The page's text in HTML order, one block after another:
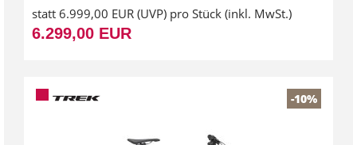
statt 6.999,00 EUR (UVP) pro Stück (inkl. MwSt.)
6.299,00 EUR
-10%